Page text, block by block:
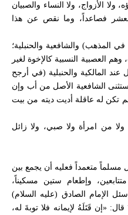
ولا الأزواج، ولا النساء والصبيان
فصاعداً، وما نقص عن هذا
المذهب) والشافعية والحنبلية؛
العصبية النسبية كالإخوة لغير
عند المالكية والحنبلية (في أرجح
واستثنى الشافعية الأصل من أب وإن
تكن له عاقلة أديت ديته من بيت
من امرأة ولا صبي، ولا زائل
مسلماً متعمداً فعليه أن يجمع بين
وإطعام ستين مسكيناً،
الإمام الصادق (عليه السلام)
«إن قَتَلَهُ لإيمانه فلا توبةَ له،